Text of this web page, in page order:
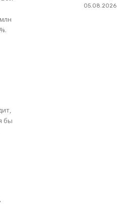
бы
05.08.2026